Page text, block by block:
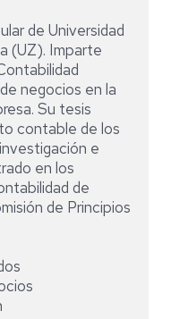
de Universidad
(UZ). Imparte
negocios en la
Su tesis
contable de los
e
en los
de
de Principios